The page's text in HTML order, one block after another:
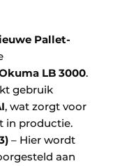
Pallet-
LB 3000.
gebruik
, wat zorgt voor
in productie.
– Hier wordt
aan